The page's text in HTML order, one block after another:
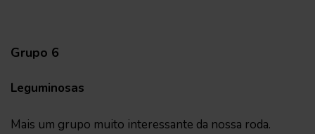
Grupo 6
Leguminosas
Mais um grupo muito interessante da nossa roda.